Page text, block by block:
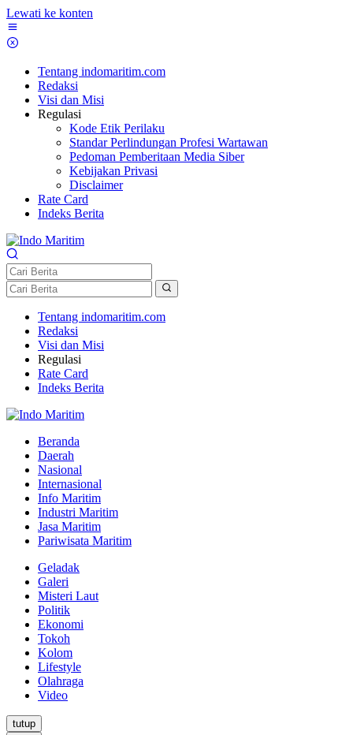
Lewati ke konten
Tentang indomaritim.com
Redaksi
Visi dan Misi
Regulasi
Kode Etik Perilaku
Standar Perlindungan Profesi Wartawan
Pedoman Pemberitaan Media Siber
Kebijakan Privasi
Disclaimer
Rate Card
Indeks Berita
Tentang indomaritim.com
Redaksi
Visi dan Misi
Regulasi
Rate Card
Indeks Berita
Beranda
Daerah
Nasional
Internasional
Info Maritim
Industri Maritim
Jasa Maritim
Pariwisata Maritim
Geladak
Galeri
Misteri Laut
Politik
Ekonomi
Tokoh
Kolom
Lifestyle
Olahraga
Video
tutup